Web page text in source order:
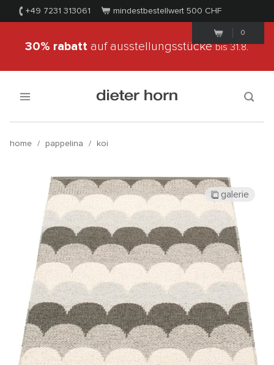
+49 7231 313061 mindestbestellwert 500 CHF
0
30% rabatt auf ausstellungsstückebis 31.8.
home / pappelina / koi
galerie